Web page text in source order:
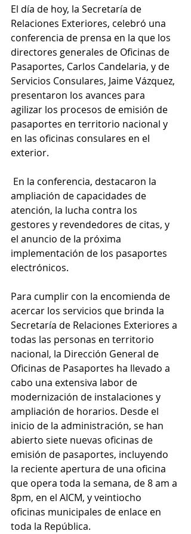
El día de hoy, la Secretaría de
Relaciones Exteriores, celebró una
conferencia de prensa en la que los
directores generales de Oficinas de
Pasaportes, Carlos Candelaria, y de
Servicios Consulares, Jaime Vázquez,
presentaron los avances para
agilizar los procesos de emisión de
pasaportes en territorio nacional y
en las oficinas consulares en el
exterior.
ampliación de capacidades de
atención, la lucha contra los
gestores y revendedores de citas, y
el anuncio de la próxima
implementación de los pasaportes
electrónicos.
Para cumplir con la encomienda de
acercar los servicios que brinda la
Secretaría de Relaciones Exteriores a
todas las personas en territorio
nacional, la Dirección General de
Oficinas de Pasaportes ha llevado a
cabo una extensiva labor de
modernización de instalaciones y
ampliación de horarios. Desde el
inicio de la administración, se han
abierto siete nuevas oficinas de
emisión de pasaportes, incluyendo
la reciente apertura de una oficina
que opera toda la semana, de 8 am a
8pm, en el AICM, y veintiocho
oficinas municipales de enlace en
toda la República.